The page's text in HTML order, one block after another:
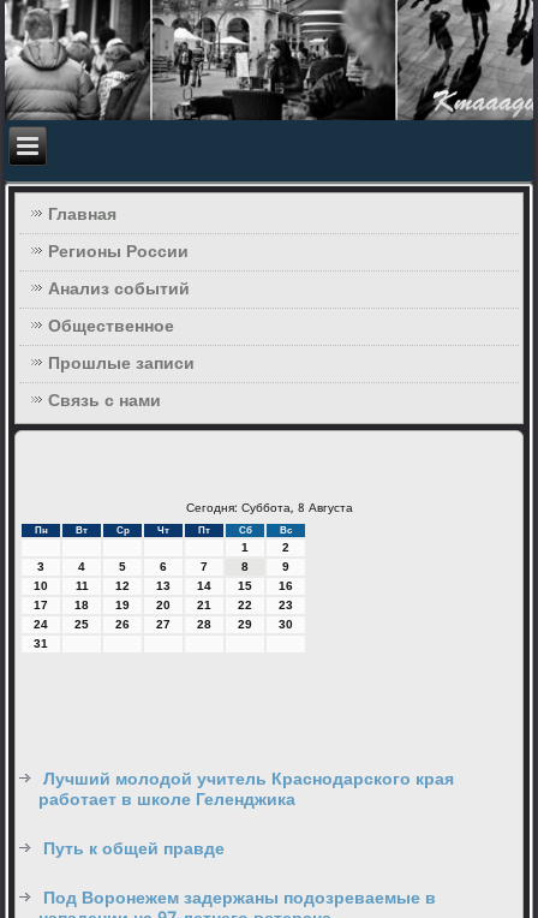
Главная
Регионы России
Анализ событий
Общественное
Прошлые записи
Связь с нами
Сегодня: Суббота, 8 Августа
Пн Вт Ср Чт Пт Сб Вс
1
2
3
4 5 6 7 8
9
10
11 12 13 14 15
16
17
18 19 20 21 22
23
24
25 26 27 28 29
30
31
Лучший молодой учитель Краснодарского края
работает в школе Геленджика
Путь к общей правде
Под Воронежем задержаны подозреваемые в